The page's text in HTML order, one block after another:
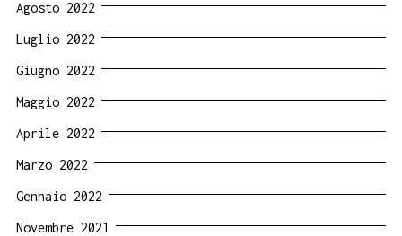
Agosto 2022
Luglio 2022
Giugno 2022
Maggio 2022
Aprile 2022
Marzo 2022
Gennaio 2022
Novembre 2021